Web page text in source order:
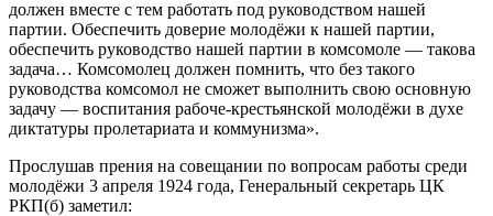
должен вместе с тем работать под руководством нашей
партии. Обеспечить доверие молодёжи к нашей партии,
обеспечить руководство нашей партии в комсомоле — такова
задача… Комсомолец должен помнить, что без такого
руководства комсомол не сможет выполнить свою основную
задачу — воспитания рабоче-крестьянской молодёжи в духе
диктатуры пролетариата и коммунизма».
Прослушав прения на совещании по вопросам работы среди
молодёжи 3 апреля 1924 года, Генеральный секретарь ЦК
РКП(б) заметил: